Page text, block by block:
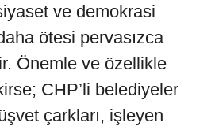
ve demokrasi
ötesi pervasızca
Önemle ve özellikle
CHP’li belediyeler
çarkları, işleyen